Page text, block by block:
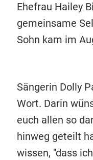
Ehefrau Hailey
gemeinsame
Sohn kam im
Sängerin Dolly
Wort. Darin
euch allen so
hinweg geteilt
wissen, "dass